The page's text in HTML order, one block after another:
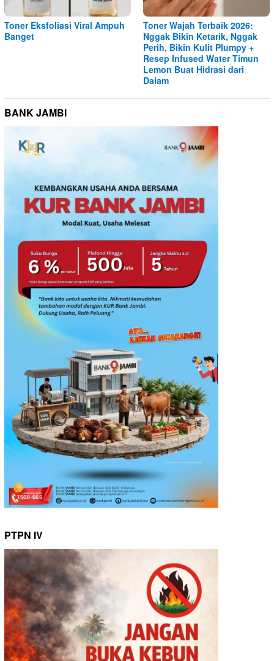
Toner Eksfoliasi Viral Ampuh
Banget
Toner Wajah Terbaik 2026:
Nggak Bikin Ketarik, Nggak
Perih, Bikin Kulit Plumpy +
Resep Infused Water Timun
Lemon Buat Hidrasi dari
Dalam
BANK JAMBI
PTPN IV